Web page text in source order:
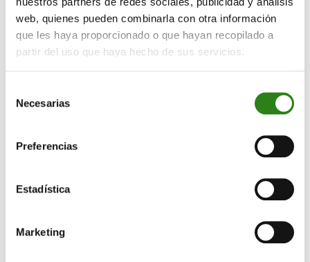
web, quienes pueden combinarla con otra información
que les haya proporcionado o que hayan recopilado a
partir del uso que haya hecho de sus servicios.
Necesarias
Preferencias
Estadística
Marketing